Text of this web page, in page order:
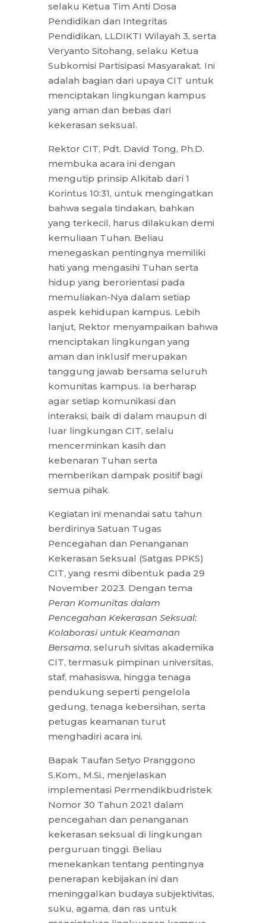
selaku Ketua Tim Anti Dosa
Pendidikan dan Integritas
Pendidikan, LLDIKTI Wilayah 3, serta
Veryanto Sitohang, selaku Ketua
Subkomisi Partisipasi Masyarakat. Ini
adalah bagian dari upaya CIT untuk
menciptakan lingkungan kampus
yang aman dan bebas dari
kekerasan seksual.
Rektor CIT, Pdt. David Tong, Ph.D.
membuka acara ini dengan
mengutip prinsip Alkitab dari 1
Korintus 10:31, untuk mengingatkan
bahwa segala tindakan, bahkan
yang terkecil, harus dilakukan demi
kemuliaan Tuhan. Beliau
menegaskan pentingnya memiliki
hati yang mengasihi Tuhan serta
hidup yang berorientasi pada
memuliakan-Nya dalam setiap
aspek kehidupan kampus. Lebih
lanjut, Rektor menyampaikan bahwa
menciptakan lingkungan yang
aman dan inklusif merupakan
tanggung jawab bersama seluruh
komunitas kampus. Ia berharap
agar setiap komunikasi dan
interaksi, baik di dalam maupun di
luar lingkungan CIT, selalu
mencerminkan kasih dan
kebenaran Tuhan serta
memberikan dampak positif bagi
semua pihak.
Kegiatan ini menandai satu tahun
berdirinya Satuan Tugas
Pencegahan dan Penanganan
Kekerasan Seksual (Satgas PPKS)
CIT, yang resmi dibentuk pada 29
November 2023. Dengan tema
Peran Komunitas dalam
Pencegahan Kekerasan Seksual:
Kolaborasi untuk Keamanan
Bersama, seluruh sivitas akademika
CIT, termasuk pimpinan universitas,
staf, mahasiswa, hingga tenaga
pendukung seperti pengelola
gedung, tenaga kebersihan, serta
petugas keamanan turut
menghadiri acara ini.
Bapak Taufan Setyo Pranggono
S.Kom., M.Si., menjelaskan
implementasi Permendikbudristek
Nomor 30 Tahun 2021 dalam
pencegahan dan penanganan
kekerasan seksual di lingkungan
perguruan tinggi. Beliau
menekankan tentang pentingnya
penerapan kebijakan ini dan
meninggalkan budaya subjektivitas,
suku, agama, dan ras untuk